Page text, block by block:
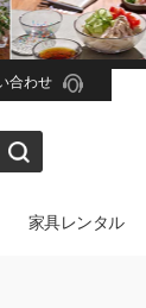
合わせ
家具レンタル